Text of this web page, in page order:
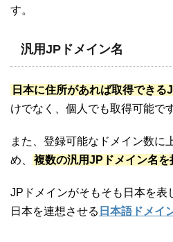
す。
汎用JPドメイン名
日本に住所があれば取得できる
けでなく、個人でも取得可能です
また、登録可能なドメイン数に
め、
複数の汎用JPドメイン名を
JPドメインがそもそも日本を表
日本を連想させる 日本語ドメイ